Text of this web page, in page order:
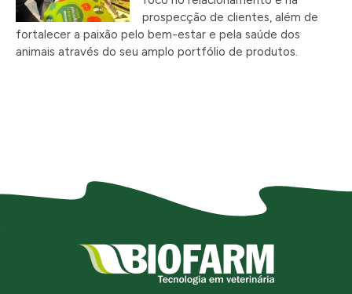
prospecção de clientes, além de
fortalecer a paixão pelo bem-estar e pela saúde dos
animais através do seu amplo portfólio de produtos.